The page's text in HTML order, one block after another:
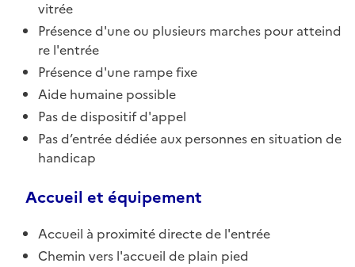
vitrée
Présence d'une ou plusieurs marches pour atteind
re l'entrée
Présence d'une rampe fixe
Aide humaine possible
Pas de dispositif d'appel
Pas d’entrée dédiée aux personnes en situation de
handicap
Accueil et équipement
Accueil à proximité directe de l'entrée
Chemin vers l'accueil de plain pied